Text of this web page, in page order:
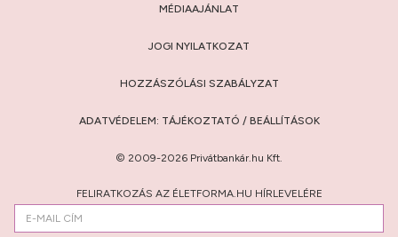
MÉDIAAJÁNLAT
JOGI NYILATKOZAT
HOZZÁSZÓLÁSI SZABÁLYZAT
ADATVÉDELEM: TÁJÉKOZTATÓ / BEÁLLÍTÁSOK
© 2009-2026 Privátbankár.hu Kft.
FELIRATKOZÁS AZ ÉLETFORMA.HU HÍRLEVELÉRE